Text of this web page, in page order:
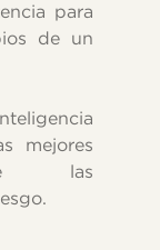
para
de un
mejores
las